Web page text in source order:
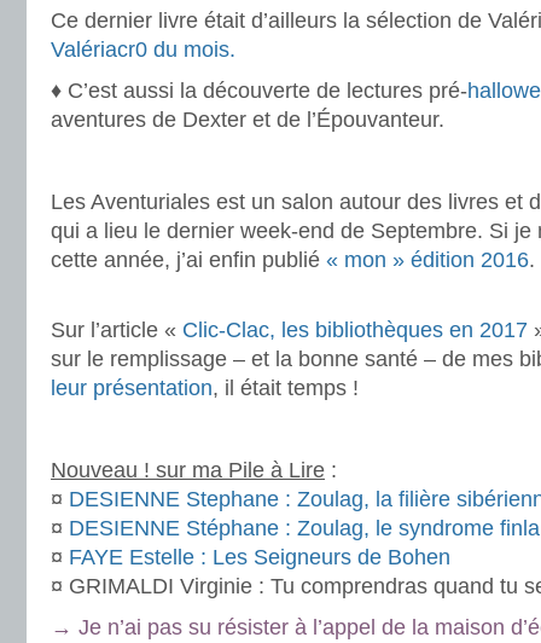
Ce dernier livre était d’ailleurs la sélection de
Valériacr0 du mois.
♦ C’est aussi la découverte de lectures pré-
aventures de Dexter et de l’Épouvanteur.
Les Aventuriales est un salon autour des livres et
qui a lieu le dernier week-end de Septembre. Si je
cette année, j’ai enfin publié « mon » édition 2016.
Sur l’article « Clic-Clac, les bibliothèques en 2017
sur le remplissage – et la bonne santé – de mes
leur présentation, il était temps !
Nouveau ! sur ma Pile à Lire :
¤ DESIENNE Stephane : Zoulag, la filière
¤ DESIENNE Stéphane : Zoulag, le syndrome
¤ FAYE Estelle : Les Seigneurs de Bohen
¤ GRIMALDI Virginie : Tu comprendras quand tu
→ Je n’ai pas su résister à l’appel de la maison